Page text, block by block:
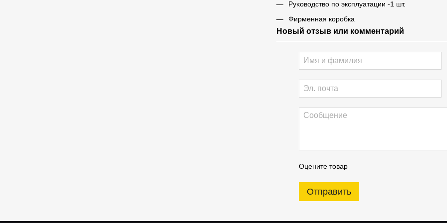
Pyĸoвoдcтвo пo эксплуатации -1 шт.
Фирменная коробка
Новый отзыв или комментарий
Оцените товар
Отправить